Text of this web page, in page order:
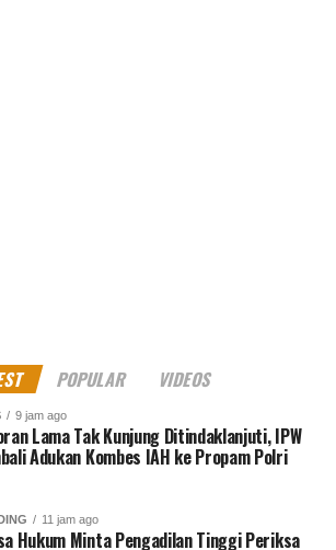
POPULAR VIDEOS
9 jam ago
Lama Tak Kunjung Ditindaklanjuti, IPW
Adukan Kombes IAH ke Propam Polri
11 jam ago
Hukum Minta Pengadilan Tinggi Periksa